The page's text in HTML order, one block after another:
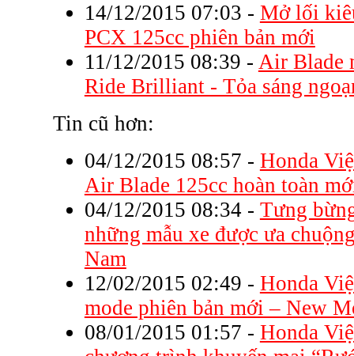
14/12/2015 07:03 - Mở lối
PCX 125cc phiên bản mới
11/12/2015 08:39 - Air Blade
Ride Brilliant - Tỏa sáng
Tin cũ hơn:
04/12/2015 08:57 - Honda
Air Blade 125cc hoàn toàn
04/12/2015 08:34 - Tưng
những mẫu xe được ưa
Nam
12/02/2015 02:49 - Honda
mode phiên bản mới – New
08/01/2015 01:57 - Honda